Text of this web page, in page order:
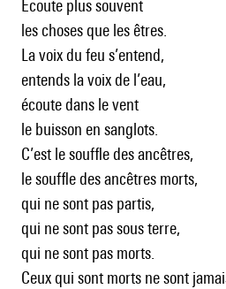
Écoute plus souvent
les choses que les êtres.
La voix du feu s’entend,
entends la voix de l’eau,
écoute dans le vent
le buisson en sanglots.
C’est le souffle des ancêtres,
le souffle des ancêtres morts,
qui ne sont pas partis,
qui ne sont pas sous terre,
qui ne sont pas morts.
Ceux qui sont morts ne sont